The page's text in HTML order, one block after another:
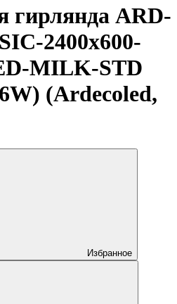
гирлянда ARD-
2400x600-
MILK-STD
(Ardecoled,
Избранное